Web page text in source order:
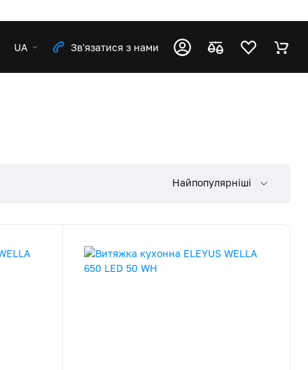
UA Зв'язатися з нами
Найпопулярніші